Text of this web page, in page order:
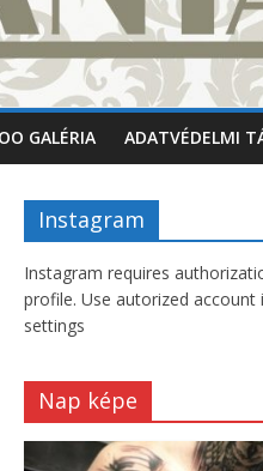
GALÉRIA ADATVÉDELMI
Instagram
Instagram requires
profile. Use autorized account
settings
Nap képe